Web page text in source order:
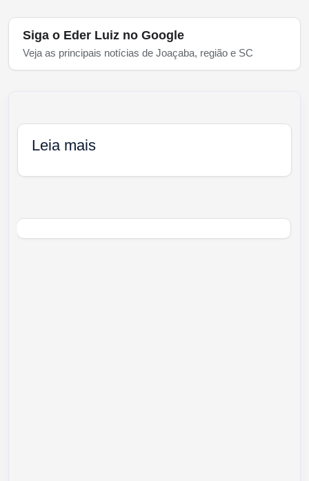
Siga o Eder Luiz no Google
Veja as principais notícias de Joaçaba, região e SC
Leia mais